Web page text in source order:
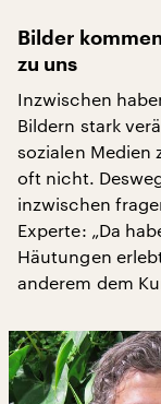
Bilder
zu uns
Inzwischen
Bildern stark
sozialen Medien
oft nicht.
inzwischen
Experte: „Da
Häutungen
anderem dem